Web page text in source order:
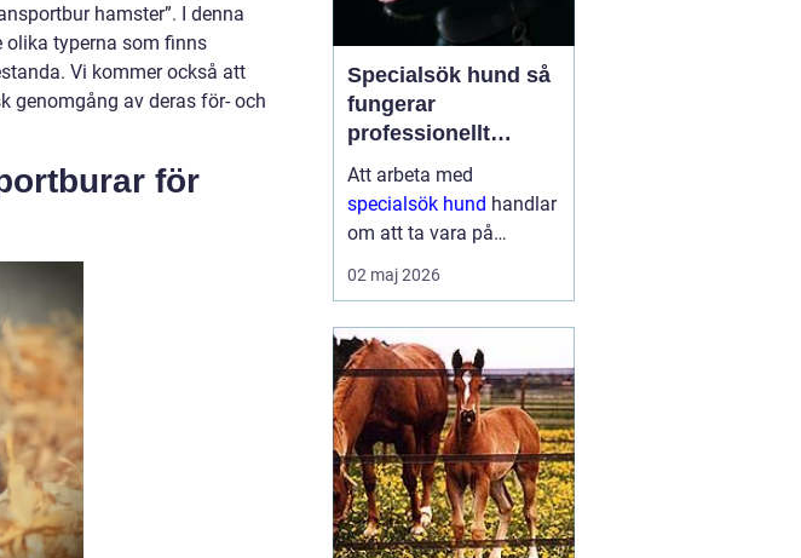
hamster”. I denna
olika typerna som finns
Vi kommer också att
genomgång av deras för- och
för
Specialsök hund så
fungerar
professionellt
nosarbete
Att arbeta med
specialsök hund handlar
om att ta vara på
hundens starkaste sinne
nosen och rikta den mot
noggrann träning kan
hundar hitta allt från
narkotika och vägglöss
till vape...
02 maj 2026